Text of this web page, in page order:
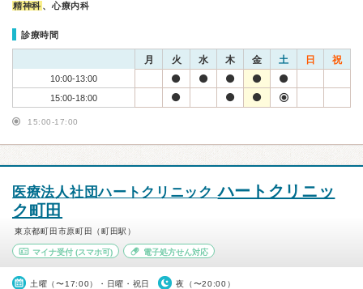
精神科 、心療内科
診療時間
月 火 水 木 金 土 日 祝
10:00-13:00
15:00-18:00
15:00-17:00
医療法人社団ハートクリニックハートクリニッ
ク町田
東京都町田市原町田（町田駅）
マイナ受付 (スマホ可) 電子処方せん対応
土曜（〜17:00）・日曜・祝日 夜（〜20:00）